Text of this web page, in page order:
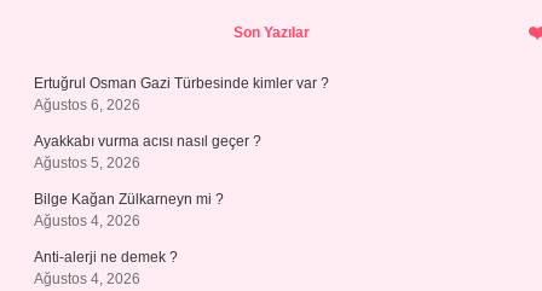
Son Yazılar
Ertuğrul Osman Gazi Türbesinde kimler var ?
Ağustos 6, 2026
Ayakkabı vurma acısı nasıl geçer ?
Ağustos 5, 2026
Bilge Kağan Zülkarneyn mi ?
Ağustos 4, 2026
Anti-alerji ne demek ?
Ağustos 4, 2026